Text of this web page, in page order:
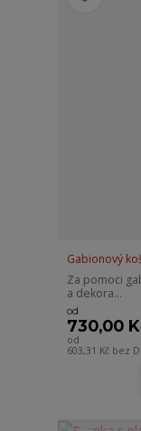
Gabionový
Za pomoci
a dekora...
od
730,00
od
603,31 Kč bez